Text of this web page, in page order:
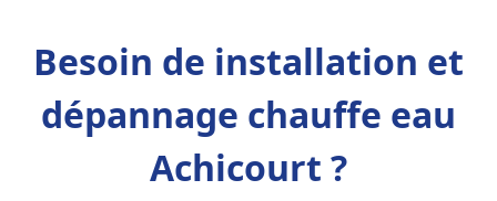
Besoin de installation et
dépannage chauffe eau
Achicourt ?